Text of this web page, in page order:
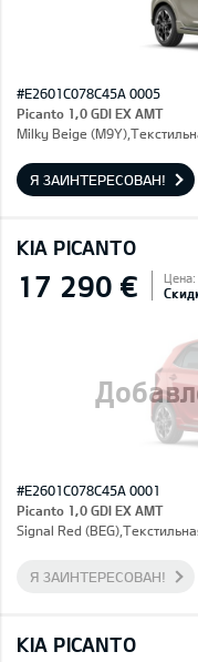
#E2601C078C45A 0005
Picanto 1,0 GDI EX AMT
Milky Beige
Я ЗАИНТЕРЕСОВАН!
KIA PICANTO
17 290 €
#E2601C078C45A 0001
Picanto 1,0 GDI EX AMT
Signal Red
Я ЗАИНТЕРЕСОВАН!
KIA PICANTO